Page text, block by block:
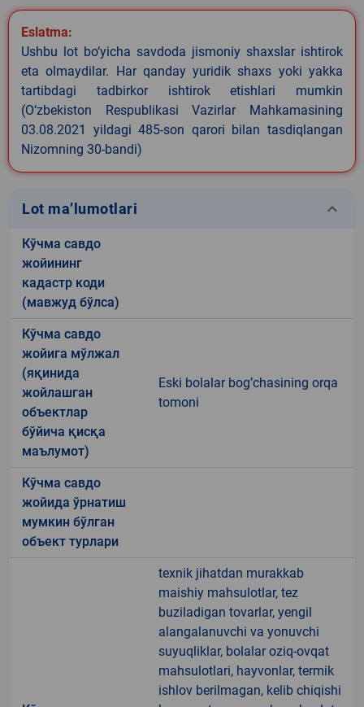
Eslatma:
Ushbu lot bo‘yicha savdoda jismoniy shaxslar ishtirok
eta olmaydilar. Har qanday yuridik shaxs yoki yakka
tartibdagi tadbirkor ishtirok etishlari mumkin
(O‘zbekiston Respublikasi Vazirlar Mahkamasining
03.08.2021 yildagi 485-son qarori bilan tasdiqlangan
Nizomning 30-bandi)
Lot ma’lumotlari keyboard_arrow_down
Кўчма савдо
жойининг
кадастр коди
(мавжуд бўлса)
Кўчма савдо
жойига мўлжал
(яқинида
жойлашган
объектлар
бўйича қисқа
маълумот)
Eski bolalar bog’chasining orqa
tomoni
Кўчма савдо
жойида ўрнатиш
мумкин бўлган
объект турлари
texnik jihatdan murakkab
maishiy mahsulotlar, tez
buziladigan tovarlar, yengil
alangalanuvchi va yonuvchi
suyuqliklar, bolalar oziq-ovqat
mahsulotlari, hayvonlar, termik
ishlov berilmagan, kelib chiqishi